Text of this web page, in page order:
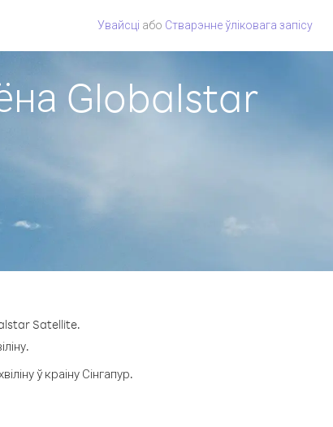
Увайсці або Стварэнне ўліковага запісу
Globalstar
Satellite.
ў краіну Сінгапур.